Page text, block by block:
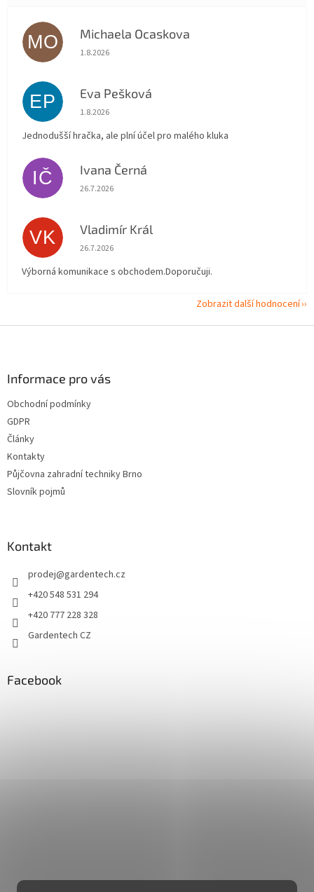
MO Michaela Ocaskova
Hodnocení obchodu je 5 z 5 hvězdiček.
1.8.2026
EP Eva Pešková
Hodnocení obchodu je 5 z 5 hvězdiček.
1.8.2026
Jednodušší hračka, ale plní účel pro malého kluka
IČ Ivana Černá
Hodnocení obchodu je 5 z 5 hvězdiček.
26.7.2026
VK Vladimír Král
Hodnocení obchodu je 5 z 5 hvězdiček.
26.7.2026
Výborná komunikace s obchodem.Doporučuji.
Zobrazit další hodnocení
Informace pro vás
Obchodní podmínky
GDPR
Články
Kontakty
Půjčovna zahradní techniky Brno
Slovník pojmů
Kontakt
prodej@gardentech.cz
+420 548 531 294
+420 777 228 328
Gardentech CZ
Facebook